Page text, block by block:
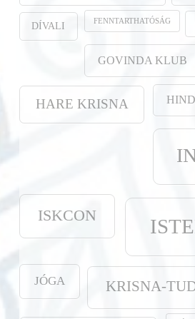
DÍVALI FENNTARTHATÓSÁG
GOVINDA KLUB
HARE KRISNA
ISKCON
JÓGA KRISNA-